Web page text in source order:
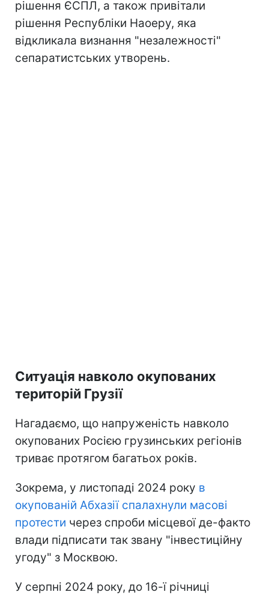
рішення ЄСПЛ, а також привітали
рішення Республіки Наоеру, яка
відкликала визнання "незалежності"
сепаратистських утворень.
Ситуація навколо окупованих
територій Грузії
Нагадаємо, що напруженість навколо
окупованих Росією грузинських регіонів
триває протягом багатьох років.
Зокрема, у листопаді 2024 року в
окупованій Абхазії спалахнули масові
протести через спроби місцевої де-факто
влади підписати так звану "інвестиційну
угоду" з Москвою.
У серпні 2024 року, до 16-ї річниці